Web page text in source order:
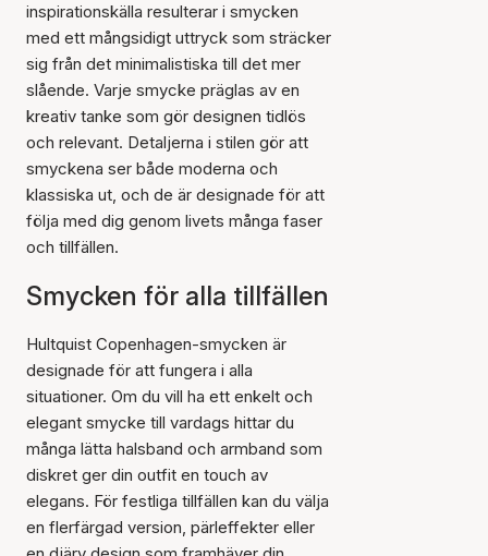
inspirationskälla resulterar i smycken
med ett mångsidigt uttryck som sträcker
sig från det minimalistiska till det mer
slående. Varje smycke präglas av en
kreativ tanke som gör designen tidlös
och relevant. Detaljerna i stilen gör att
smyckena ser både moderna och
klassiska ut, och de är designade för att
följa med dig genom livets många faser
och tillfällen.
Smycken för alla tillfällen
Hultquist Copenhagen-smycken är
designade för att fungera i alla
situationer. Om du vill ha ett enkelt och
elegant smycke till vardags hittar du
många lätta halsband och armband som
diskret ger din outfit en touch av
elegans. För festliga tillfällen kan du välja
en flerfärgad version, pärleffekter eller